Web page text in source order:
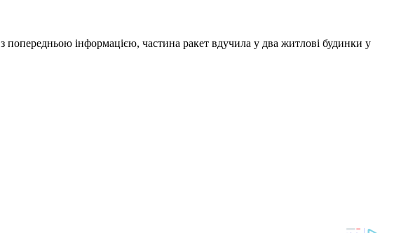
з попередньою інформацією, частина ракет вдучила у два житлові будинки у